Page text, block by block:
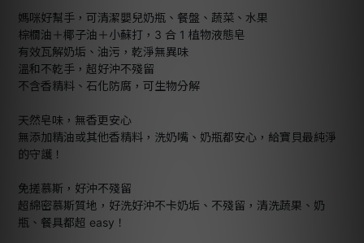
媽咪好幫手，可清潔嬰兒奶瓶、餐盤、蔬菜、水果
棕櫚油＋椰子油＋小蘇打，3 合 1 植物液態皂
有效瓦解奶垢、油污，乾淨無異味
溫和不乾手，超好沖不殘留
不含香精料、石化防腐，可生物分解
天然皂味，無香更安心
無添加精油或其他香精料，洗奶嘴、奶瓶都安心，給寶貝最純淨
的守護！
免搓慕斯，好沖不殘留
超綿密慕斯質地，好洗好沖不卡奶垢、不殘留，清洗蔬果、奶
瓶、餐具都超 easy！